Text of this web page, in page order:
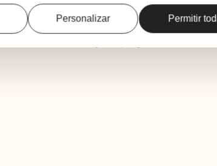
Personalizar Permitir
Pianista acompañante: Mª Eugenia Martínez